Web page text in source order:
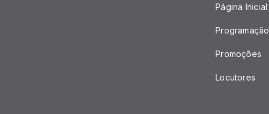
Página Inicial
Programação
Promoções
Locutores